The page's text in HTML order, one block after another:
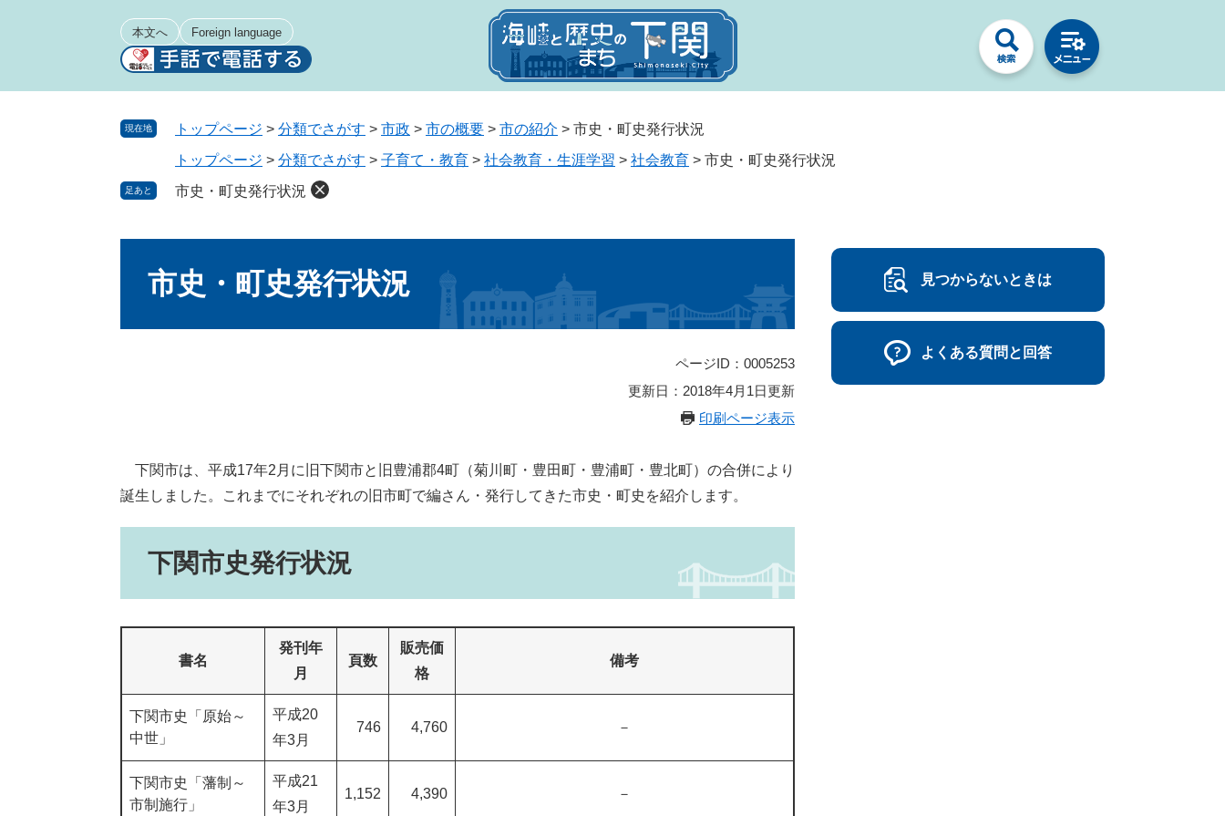
本文へ Foreign language
現在地 トップページ > 分類でさがす > 市政 > 市の概要 > 市の紹介 > 市史・町史発行状況
トップページ > 分類でさがす > 子育て・教育 > 社会教育・生涯学習 > 社会教育 > 市史・町史発行状況
足あと 市史・町史発行状況
市史・町史発行状況
ページID：0005253
更新日：2018年4月1日更新
印刷ページ表示
下関市は、平成17年2月に旧下関市と旧豊浦郡4町（菊川町・豊田町・豊浦町・豊北町）の合併により
誕生しました。これまでにそれぞれの旧市町で編さん・発行してきた市史・町史を紹介します。
下関市史発行状況
書名
発刊年
月
頁数
販売価
格
備考
下関市史「原始～
中世」
平成20
年3月
746 4,760 －
下関市史「藩制～
市制施行」
平成21
年3月
1,152 4,390 －
見つからないときは
よくある質問と回答